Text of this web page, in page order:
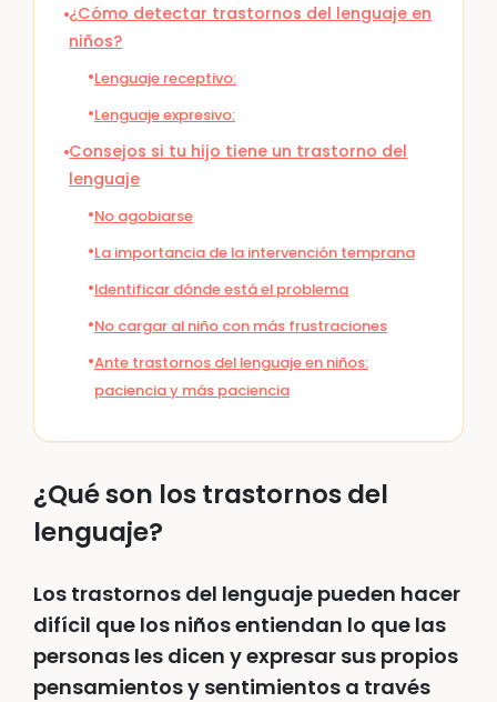
¿Cómo detectar trastornos del lenguaje en
niños?
Lenguaje receptivo:
Lenguaje expresivo:
Consejos si tu hijo tiene un trastorno del
lenguaje
No agobiarse
La importancia de la intervención temprana
Identificar dónde está el problema
No cargar al niño con más frustraciones
Ante trastornos del lenguaje en niños:
paciencia y más paciencia
¿Qué son los trastornos del
lenguaje?
Los trastornos del lenguaje pueden hacer
difícil que los niños entiendan lo que las
personas les dicen y expresar sus propios
pensamientos y sentimientos a través